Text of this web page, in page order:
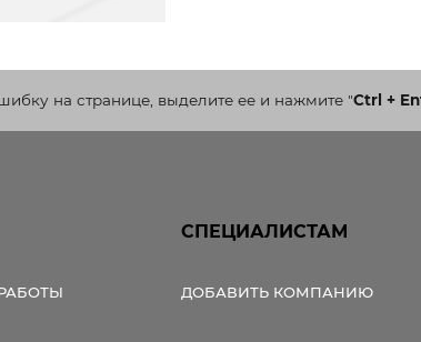
на странице, выделите ее и нажмите"Ctrl +
СПЕЦИАЛИСТАМ
ДОБАВИТЬ КОМПАНИЮ